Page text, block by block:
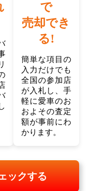
で
売却でき
る!
簡単な項目の
入力だけでも
全国の参加店
が入札し、手
軽に愛車のお
およその査定
額が事前にわ
かります。
ックする